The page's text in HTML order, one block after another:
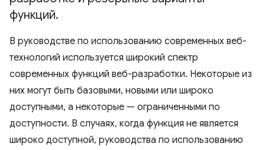
функций.
В руководстве по использованию современных веб-
технологий используется широкий спектр
современных функций веб-разработки. Некоторые из
них могут быть базовыми, новыми или широко
доступными, а некоторые — ограниченными по
доступности. В случаях, когда функция не является
широко доступной, руководства по использованию